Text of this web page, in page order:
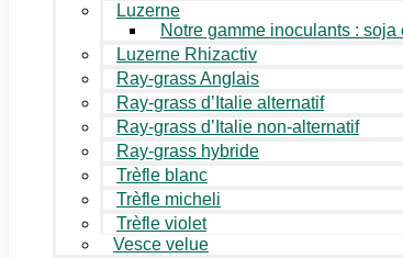
Luzerne
Notre gamme inoculants : soja
Luzerne Rhizactiv
Ray-grass Anglais
Ray-grass d’Italie alternatif
Ray-grass d’Italie non-alternatif
Ray-grass hybride
Trèfle blanc
Trèfle micheli
Trèfle violet
Vesce velue